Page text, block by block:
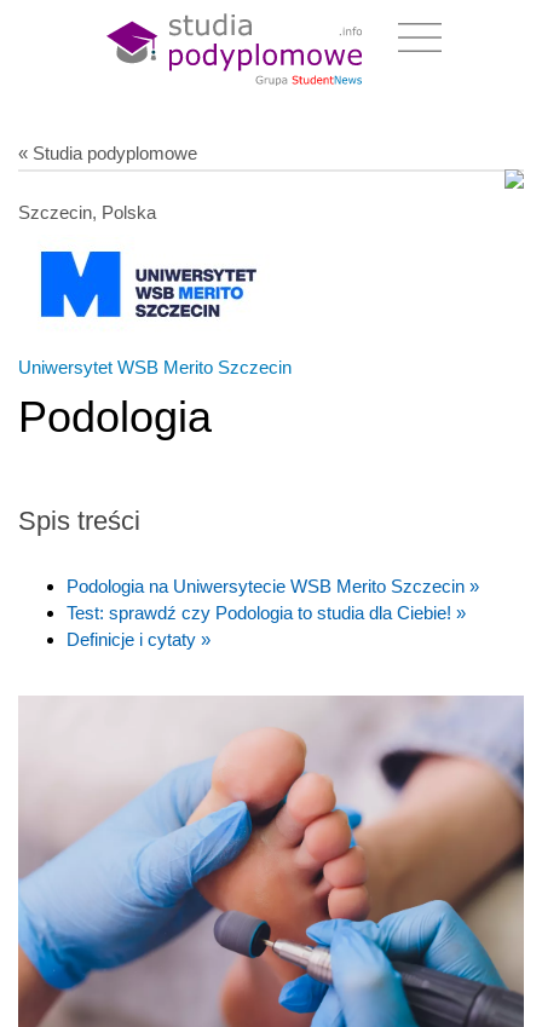
« Studia podyplomowe
Szczecin, Polska
Uniwersytet WSB Merito Szczecin
Podologia
Spis treści
Podologia na Uniwersytecie WSB Merito Szczecin »
Test: sprawdź czy Podologia to studia dla Ciebie! »
Definicje i cytaty »